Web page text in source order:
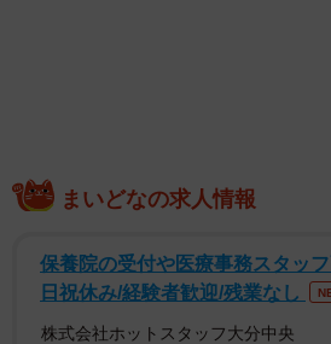
まいどなの求人情報
保養院の受付や医療事務スタッ
日祝休み/経験者歓迎/残業なし
株式会社ホットスタッフ大分中央